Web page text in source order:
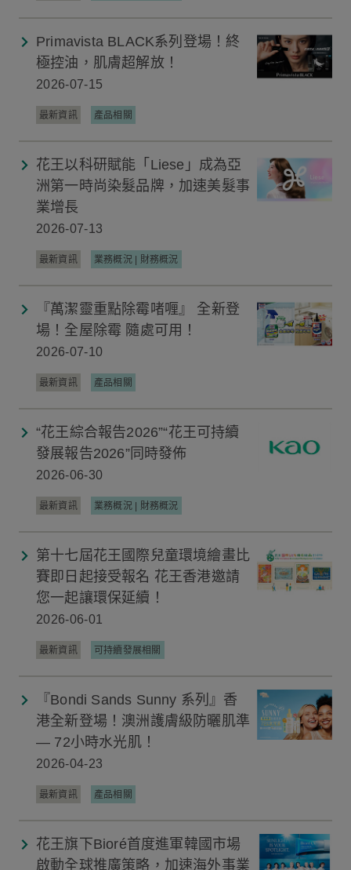
Primavista BLACK系列登場！終
極控油，肌膚超解放！
2026-07-15
最新資訊 產品相關
花王以科研賦能「Liese」成為亞
洲第一時尚染髮品牌，加速美髮事
業增長
2026-07-13
最新資訊 業務概況 | 財務概況
『萬潔靈重點除霉啫喱』 全新登
場！全屋除霉 隨處可用！
2026-07-10
最新資訊 產品相關
“花王綜合報告2026”“花王可持續
發展報告2026”同時發佈
2026-06-30
最新資訊 業務概況 | 財務概況
第十七屆花王國際兒童環境繪畫比
賽即日起接受報名 花王香港邀請
您一起讓環保延續！
2026-06-01
最新資訊 可持續發展相關
『Bondi Sands Sunny 系列』香
港全新登場！澳洲護膚級防曬肌準
— 72小時水光肌！
2026-04-23
最新資訊 產品相關
花王旗下Bioré首度進軍韓國市場
啟動全球推廣策略，加速海外事業